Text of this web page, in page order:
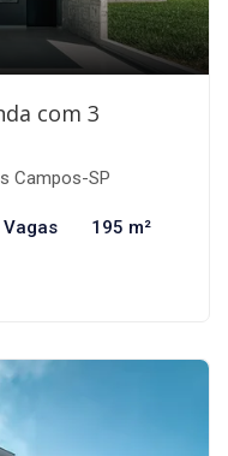
com 3
Campos-SP
Vagas 195 m²